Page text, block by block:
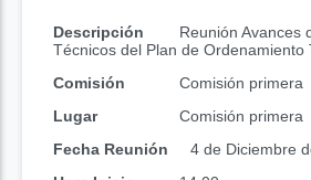
Descripción
Reunión Avances
Técnicos del Plan de Ordenamiento
Comisión
Comisión primera
Lugar
Comisión primera
Fecha Reunión
4 de Diciembre